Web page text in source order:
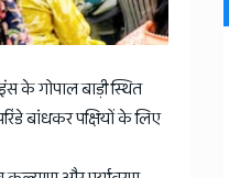
के गोपाल बाड़ी स्थित
बांधकर पक्षियों के लिए